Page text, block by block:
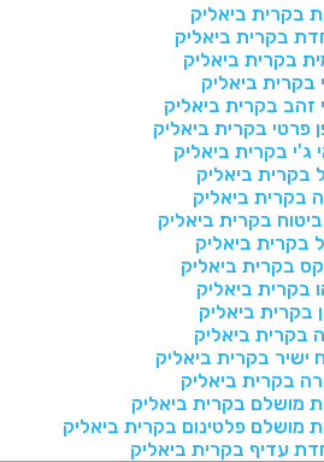
בקרית ביאליק
בקרית ביאליק
בקרית ביאליק
בקרית ביאליק
זהב בקרית ביאליק
פרטי בקרית ביאליק
ג'י בקרית ביאליק
בקרית ביאליק
בקרית ביאליק
בקרית ביאליק
בקרית ביאליק
בקרית ביאליק
בקרית ביאליק
בקרית ביאליק
בקרית ביאליק
ישיר בקרית ביאליק
בקרית ביאליק
מושלם בקרית ביאליק
מושלם פלטינום בקרית ביאליק
עדיף בקרית ביאליק